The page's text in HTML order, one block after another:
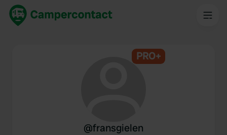
PRO+
@fransgielen